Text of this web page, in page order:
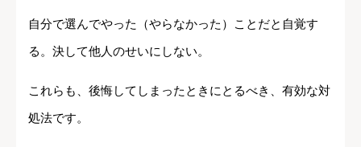
自分で選んでやった（やらなかった）ことだと自覚す
る。決して他人のせいにしない。
これらも、後悔してしまったときにとるべき、有効な対
処法です。